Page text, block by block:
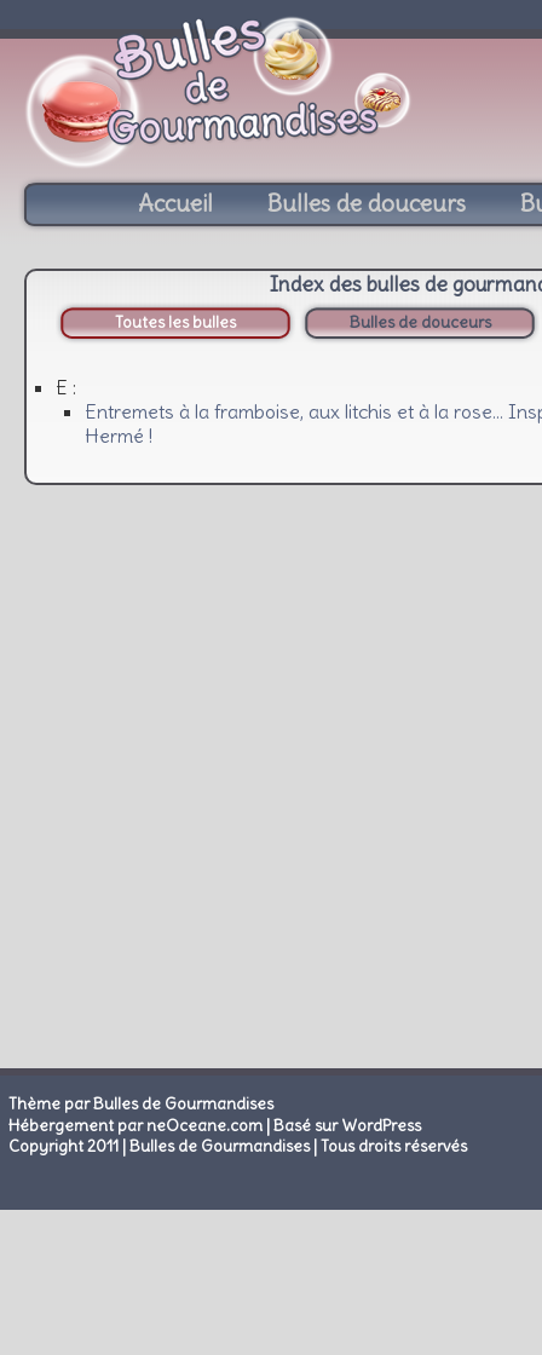
Accueil Bulles de douceurs
Index des bulles de
Toutes les bulles Bulles de douceurs
E :
Entremets à la framboise, aux litchis et à la rose…
Hermé !
Thème par Bulles de Gourmandises
Hébergement par neOceane.com |Basé sur WordPress
Copyright 2011 | Bulles de Gourmandises | Tous droits réservés